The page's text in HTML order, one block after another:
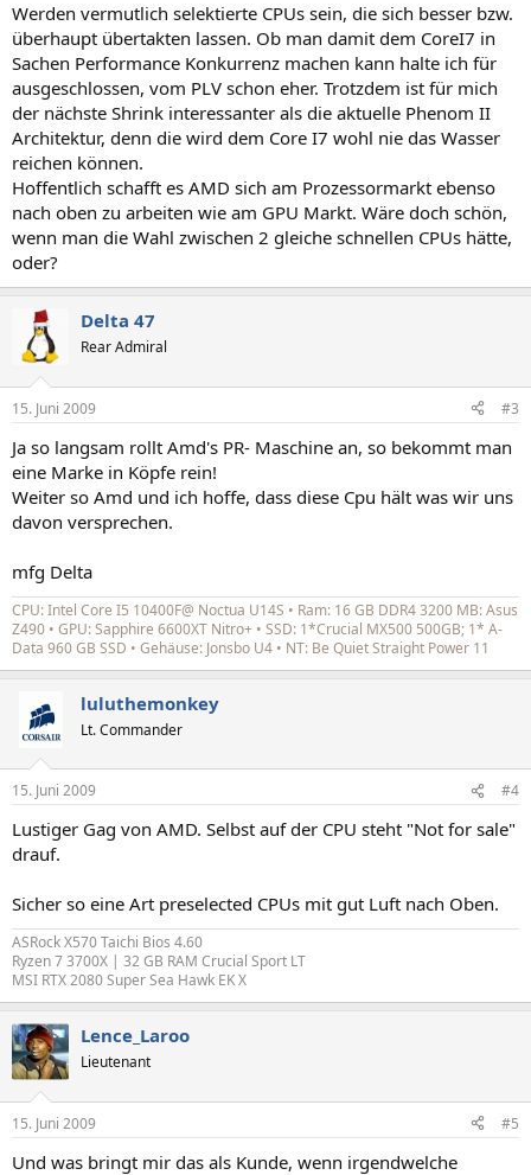
Werden vermutlich selektierte CPUs sein, die sich besser bzw.
überhaupt übertakten lassen. Ob man damit dem CoreI7 in
Sachen Performance Konkurrenz machen kann halte ich für
ausgeschlossen, vom PLV schon eher. Trotzdem ist für mich
der nächste Shrink interessanter als die aktuelle Phenom II
Architektur, denn die wird dem Core I7 wohl nie das Wasser
reichen können.
Hoffentlich schafft es AMD sich am Prozessormarkt ebenso
nach oben zu arbeiten wie am GPU Markt. Wäre doch schön,
wenn man die Wahl zwischen 2 gleiche schnellen CPUs hätte,
oder?
Delta 47
Rear Admiral
15. Juni 2009 #3
Ja so langsam rollt Amd's PR- Maschine an, so bekommt man
eine Marke in Köpfe rein!
Weiter so Amd und ich hoffe, dass diese Cpu hält was wir uns
davon versprechen.
mfg Delta
CPU: Intel Core I5 10400F@ Noctua U14S • Ram: 16 GB DDR4 3200 MB: Asus
Z490 • GPU: Sapphire 6600XT Nitro+ • SSD: 1*Crucial MX500 500GB; 1* A-
Data 960 GB SSD • Gehäuse: Jonsbo U4 • NT: Be Quiet Straight Power 11
luluthemonkey
Lt. Commander
15. Juni 2009 #4
Lustiger Gag von AMD. Selbst auf der CPU steht "Not for sale"
drauf.
Sicher so eine Art preselected CPUs mit gut Luft nach Oben.
ASRock X570 Taichi Bios 4.60
Ryzen 7 3700X | 32 GB RAM Crucial Sport LT
MSI RTX 2080 Super Sea Hawk EK X
Lence_Laroo
Lieutenant
15. Juni 2009 #5
Und was bringt mir das als Kunde, wenn irgendwelche